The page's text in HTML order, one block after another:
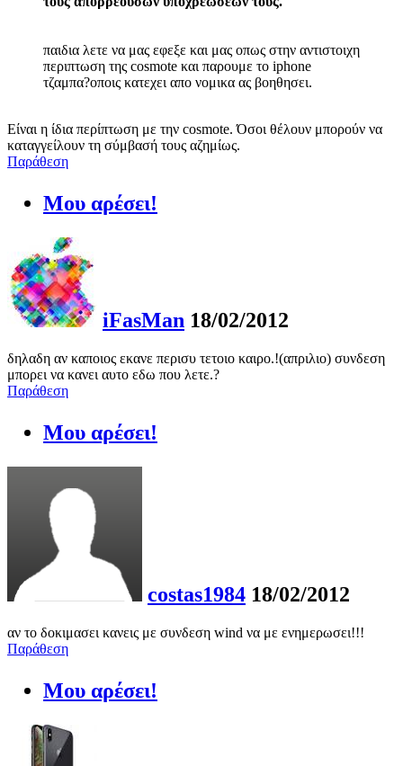
παιδια λετε να μας εφεξε και μας οπως στην αντιστοιχη
περιπτωση της cosmote και παρουμε το iphone
τζαμπα?οποις κατεχει απο νομικα ας βοηθησει.
Είναι η ίδια περίπτωση με την cosmote. Όσοι θέλουν μπορούν να
καταγγείλουν τη σύμβασή τους αζημίως.
Παράθεση
Μου αρέσει!
iFasMan 18/02/2012
δηλαδη αν καποιος εκανε περισυ τετοιο καιρο.!(απριλιο) συνδεση
μπορει να κανει αυτο εδω που λετε.?
Παράθεση
Μου αρέσει!
costas1984 18/02/2012
αν το δοκιμασει κανεις με συνδεση wind να με ενημερωσει!!!
Παράθεση
Μου αρέσει!